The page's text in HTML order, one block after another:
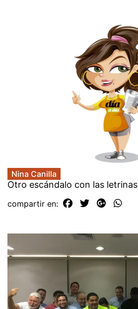
Nina Canilla
Otro escándalo con las letrinas
compartir en: